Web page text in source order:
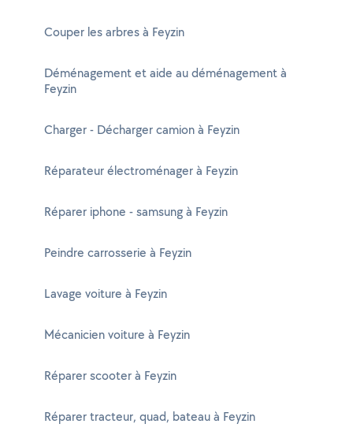
Couper les arbres à Feyzin
Déménagement et aide au déménagement à
Feyzin
Charger - Décharger camion à Feyzin
Réparateur électroménager à Feyzin
Réparer iphone - samsung à Feyzin
Peindre carrosserie à Feyzin
Lavage voiture à Feyzin
Mécanicien voiture à Feyzin
Réparer scooter à Feyzin
Réparer tracteur, quad, bateau à Feyzin